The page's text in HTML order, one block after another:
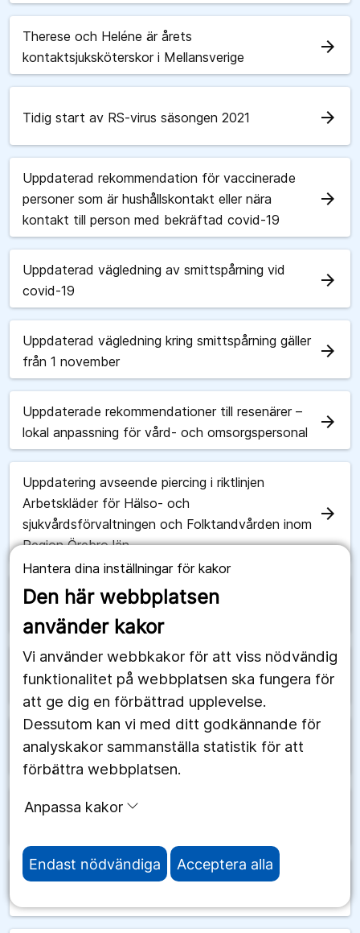
Hantera dina inställningar för kakor
Den här webbplatsen
använder kakor
Vi använder webbkakor för att viss nödvändig
funktionalitet på webbplatsen ska fungera för
att ge dig en förbättrad upplevelse.
Dessutom kan vi med ditt godkännande för
analyskakor sammanställa statistik för att
förbättra webbplatsen.
Anpassa kakor
Endast nödvändiga Acceptera alla
Therese och Heléne är årets
kontaktsjuksköterskor i Mellansverige
arrow_forward
Tidig start av RS-virus säsongen 2021 arrow_forward
Uppdaterad rekommendation för vaccinerade
personer som är hushållskontakt eller nära
kontakt till person med bekräftad covid-19
arrow_forward
Uppdaterad vägledning av smittspårning vid
covid-19
arrow_forward
Uppdaterad vägledning kring smittspårning gäller
från 1 november
arrow_forward
Uppdaterade rekommendationer till resenärer –
lokal anpassning för vård- och omsorgspersonal
arrow_forward
Uppdatering avseende piercing i riktlinjen
Arbetskläder för Hälso- och
sjukvårdsförvaltningen och Folktandvården inom
Region Örebro län
arrow_forward
Uppehåll i personalvaccinationerna för
ytterligare fokus på de äldsta
Utbrott med listeria arrow_forward
Utökad nationell övervakning av covid-19
Utökad testning vid smittspårning
Vaccin mot influensa, covid-19 och